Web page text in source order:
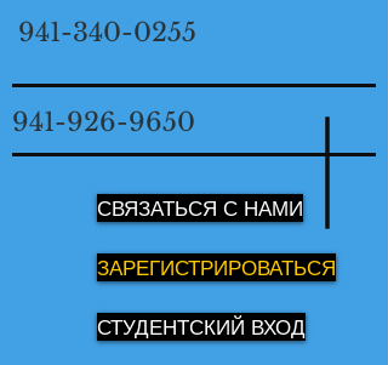
СВЯЗАТЬСЯ С НАМИ
941-926-9650
941-340-0255
ЗАРЕГИСТРИРОВАТЬСЯ
СТУДЕНТСКИЙ ВХОД